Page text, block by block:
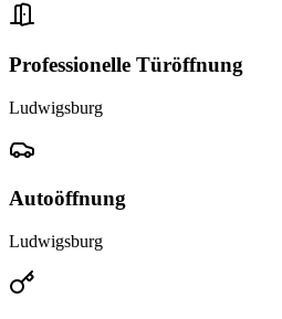
Professionelle Türöffnung
Ludwigsburg
Autoöffnung
Ludwigsburg